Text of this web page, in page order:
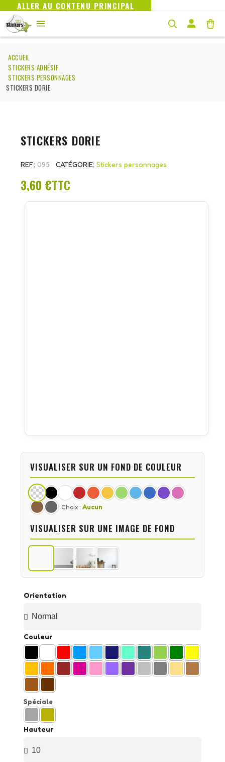
ALLER AU CONTENU PRINCIPAL
ACCUEIL
STICKERS ADHÉSIF
STICKERS PERSONNAGES
STICKERS DORIE
STICKERS DORIE
REF 095 CATÉGORIE Stickers personnages
3,60 €TTC
Orientation
Couleur
Spéciale
Hauteur
VISUALISER SUR UN FOND DE COULEUR
Choix : Aucun
VISUALISER SUR UNE IMAGE DE FOND